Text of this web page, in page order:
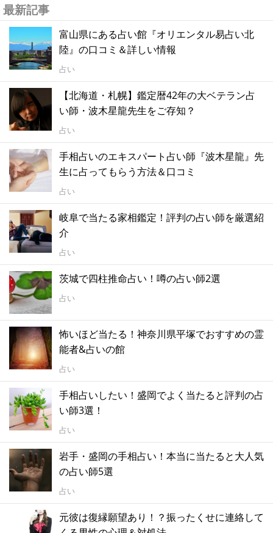
最新記事
富山県にある占い館『オリエンタル易占い北
陸』の口コミ＆詳しい情報
占い
【北海道・札幌】鑑定暦42年の大ベテラン占
い師・波木星龍先生をご存知？
占い
手相占いのエキスパート占い師『波木星龍』先
生に占ってもらう方法＆口コミ
占い
岐阜で当たる家相鑑定！評判の占い師を厳選紹
介
占い
茨城で四柱推命占い！噂の占い師2選
占い
怖いほど当たる！神奈川県平塚でおすすめの霊
能者&占いの館
占い
手相占いしたい！盛岡でよく当たると評判の占
い師3選！
占い
岩手・盛岡の手相占い！本当に当たると大人気
の占い師5選
占い
元彼は復縁願望あり！？振ったくせに連絡して